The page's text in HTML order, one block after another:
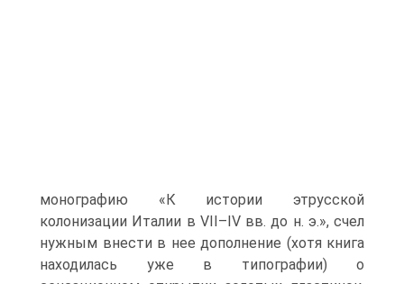
монографию «К истории этрусской
колонизации Италии в VII–IV вв. до н. э.», счел
нужным внести в нее дополнение (хотя книга
находилась уже в типографии) о